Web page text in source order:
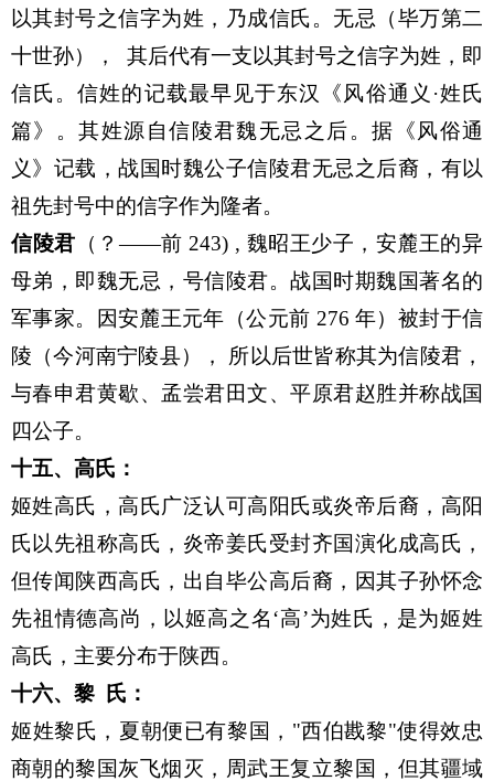
以其封号之信字为姓，乃成信氏。无忌（毕万第二
十世孙）， 其后代有一支以其封号之信字为姓，即
信氏。信姓的记载最早见于东汉《风俗通义·姓氏
篇》。其姓源自信陵君魏无忌之后。据《风俗通
义》记载，战国时魏公子信陵君无忌之后裔，有以
祖先封号中的信字作为隆者。
信陵君 （？——前 243) , 魏昭王少子，安麓王的异
母弟，即魏无忌，号信陵君。战国时期魏国著名的
军事家。因安麓王元年（公元前 276 年）被封于信
陵（今河南宁陵县）， 所以后世皆称其为信陵君，
与春申君黄歇、孟尝君田文、平原君赵胜并称战国
四公子。
十五、高氏：
姬姓高氏，高氏广泛认可高阳氏或炎帝后裔，高阳
氏以先祖称高氏，炎帝姜氏受封齐国演化成高氏，
但传闻陕西高氏，出自毕公高后裔，因其子孙怀念
先祖情德高尚，以姬高之名‘高’为姓氏，是为姬姓
高氏，主要分布于陕西。
十六、 黎 氏：
姬姓黎氏，夏朝便已有黎国，"西伯戡黎"使得效忠
商朝的黎国灰飞烟灭，周武王复立黎国，但其疆域